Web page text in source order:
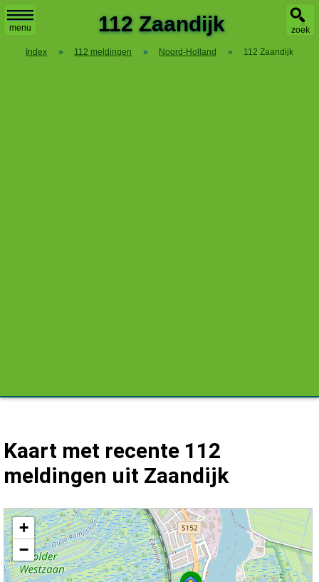
menu zoek
112 Zaandijk
Index » 112 meldingen » Noord-Holland » 112 Zaandijk
Kaart met recente 112
meldingen uit Zaandijk
Kaart Zaandijk met de meest recente 112 meldingen.
+
−